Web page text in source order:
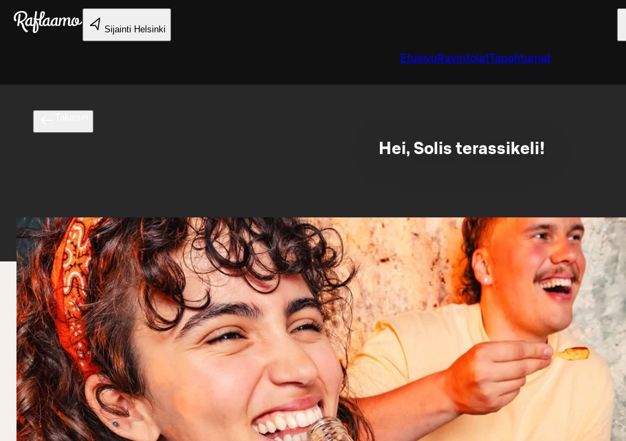
Siirry pääsisältöön
Sijainti Helsinki
Etusivu RavintolatTapahtumat
Hei, Solis terassikeli!